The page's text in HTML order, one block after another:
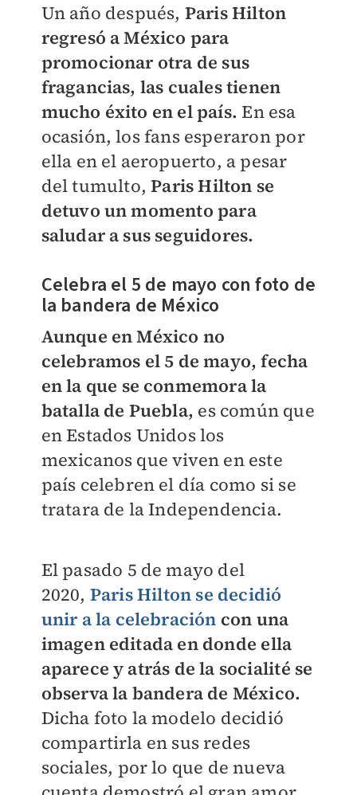
Un año después, Paris Hilton
regresó a México para
promocionar otra de sus
fragancias, las cuales tienen
mucho éxito en el país. En esa
ocasión, los fans esperaron por
ella en el aeropuerto, a pesar
del tumulto, Paris Hilton se
detuvo un momento para
saludar a sus seguidores.
Celebra el 5 de mayo con foto de
la bandera de México
Aunque en México no
celebramos el 5 de mayo, fecha
en la que se conmemora la
batalla de Puebla, es común que
en Estados Unidos los
mexicanos que viven en este
país celebren el día como si se
tratara de la Independencia.
El pasado 5 de mayo del
2020, Paris Hilton se decidió
unir a la celebración con una
imagen editada en donde ella
aparece y atrás de la socialité se
observa la bandera de México.
Dicha foto la modelo decidió
compartirla en sus redes
sociales, por lo que de nueva